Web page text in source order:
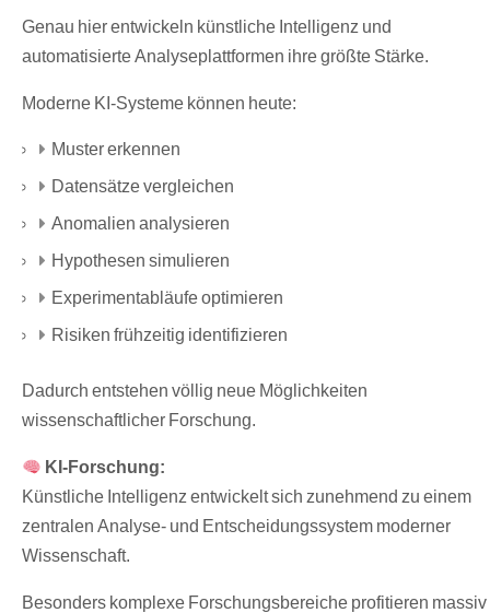
Genau hier entwickeln künstliche Intelligenz und
automatisierte Analyseplattformen ihre größte Stärke.
Moderne KI-Systeme können heute:
Muster erkennen
Datensätze vergleichen
Anomalien analysieren
Hypothesen simulieren
Experimentabläufe optimieren
Risiken frühzeitig identifizieren
Dadurch entstehen völlig neue Möglichkeiten
wissenschaftlicher Forschung.
KI-Forschung:
Künstliche Intelligenz entwickelt sich zunehmend zu einem
zentralen Analyse- und Entscheidungssystem moderner
Wissenschaft.
Besonders komplexe Forschungsbereiche profitieren massiv